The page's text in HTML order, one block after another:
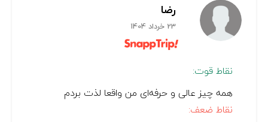
رضا
23 خرداد 1404
نقاط قوت:
همه چیز عالی و حرفه‌ای من واقعا لذت بردم
نقاط ضعف: